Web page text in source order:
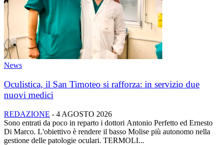
News
Oculistica, il San Timoteo si rafforza: in servizio due
nuovi medici
REDAZIONE - 4 AGOSTO 2026
Sono entrati da poco in reparto i dottori Antonio Perfetto ed Ernesto
Di Marco. L'obiettivo è rendere il basso Molise più autonomo nella
gestione delle patologie oculari. TERMOLI...